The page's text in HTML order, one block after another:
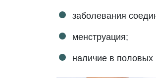
заболевания
менструация;
наличие в